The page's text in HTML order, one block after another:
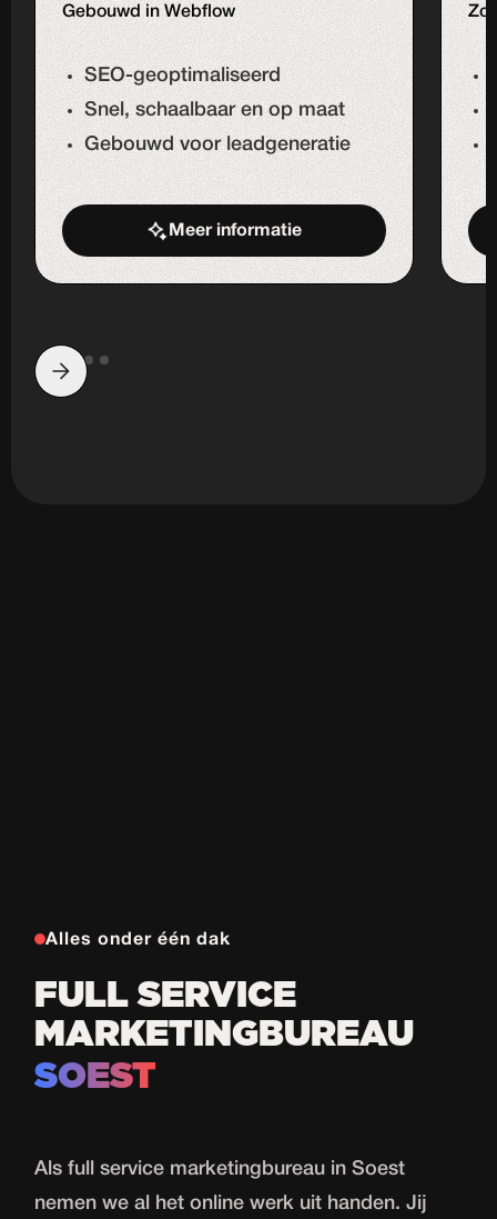
Gebouwd in Webflow
SEO-geoptimaliseerd
Snel, schaalbaar en op maat
Gebouwd voor leadgeneratie
Meer informatie
Start de uitdaging
Alles onder één dak
FULL SERVICE
MARKETINGBUREAU
SOEST
Als full service marketingbureau in Soest
nemen we al het online werk uit handen. Jij